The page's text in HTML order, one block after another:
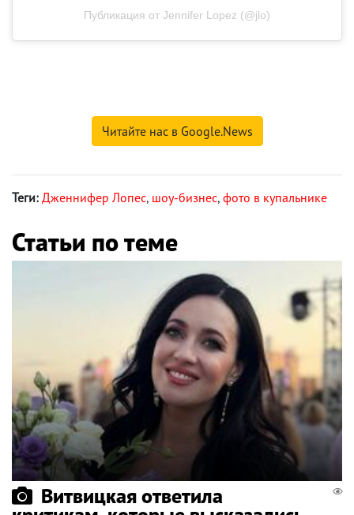
Публикация от Jennifer Lopez (@jlo)
Читайте нас в Google.News
Теги: Дженнифер Лопес, шоу-бизнес, фото в купальнике
Статьи по теме
Витвицкая ответила